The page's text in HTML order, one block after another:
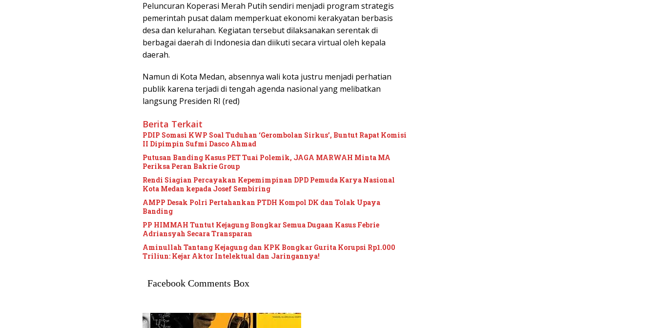
Peluncuran Koperasi Merah Putih sendiri menjadi program strategis
pemerintah pusat dalam memperkuat ekonomi kerakyatan berbasis
desa dan kelurahan. Kegiatan tersebut dilaksanakan serentak di
berbagai daerah di Indonesia dan diikuti secara virtual oleh kepala
daerah.
Namun di Kota Medan, absennya wali kota justru menjadi perhatian
publik karena terjadi di tengah agenda nasional yang melibatkan
langsung Presiden RI (red)
Berita Terkait
PDIP Somasi KWP Soal Tuduhan ‘Gerombolan Sirkus’, Buntut Rapat Komisi
II Dipimpin Sufmi Dasco Ahmad
Putusan Banding Kasus PET Tuai Polemik, JAGA MARWAH Minta MA
Periksa Peran Bakrie Group
Rendi Siagian Percayakan Kepemimpinan DPD Pemuda Karya Nasional
Kota Medan kepada Josef Sembiring
AMPP Desak Polri Pertahankan PTDH Kompol DK dan Tolak Upaya
Banding
PP HIMMAH Tuntut Kejagung Bongkar Semua Dugaan Kasus Febrie
Adriansyah Secara Transparan
Aminullah Tantang Kejagung dan KPK Bongkar Gurita Korupsi Rp1.000
Triliun: Kejar Aktor Intelektual dan Jaringannya!
Facebook Comments Box